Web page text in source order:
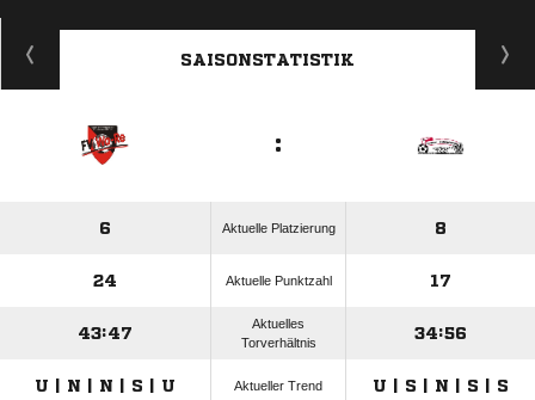
SAISONSTATISTIK
:
6 Aktuelle Platzierung 8
24 Aktuelle Punktzahl 17
43:47
Aktuelles
Torverhältnis
34:56
U | N | N | S | U Aktueller Trend U | S | N | S | S